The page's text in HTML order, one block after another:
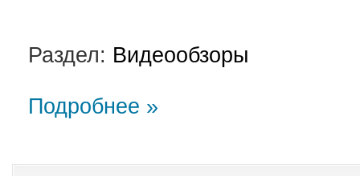
Раздел: Видеообзоры
Подробнее »